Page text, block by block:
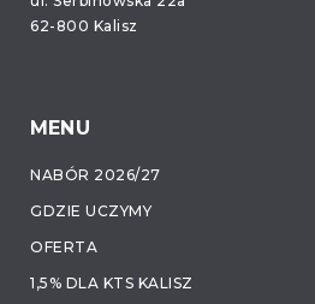
62-800 Kalisz
MENU
NABÓR 2026/27
GDZIE UCZYMY
OFERTA
1,5% DLA KTS KALISZ